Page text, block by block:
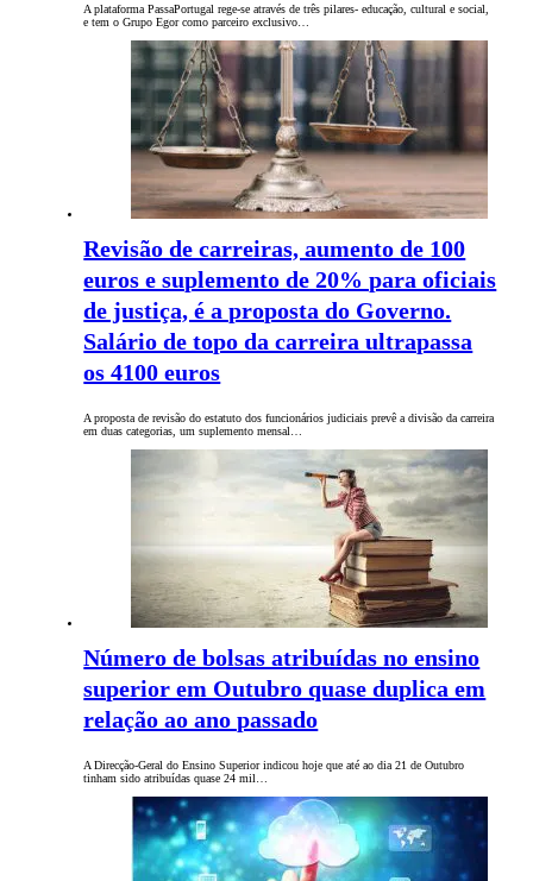
A plataforma PassaPortugal rege-se através de três pilares- educação, cultural e social,
e tem o Grupo Egor como parceiro exclusivo…
Revisão de carreiras, aumento de 100
euros e suplemento de 20% para oficiais
de justiça, é a proposta do Governo.
Salário de topo da carreira ultrapassa
os 4100 euros
A proposta de revisão do estatuto dos funcionários judiciais prevê a divisão da carreira
em duas categorias, um suplemento mensal…
Número de bolsas atribuídas no ensino
superior em Outubro quase duplica em
relação ao ano passado
A Direcção-Geral do Ensino Superior indicou hoje que até ao dia 21 de Outubro
tinham sido atribuídas quase 24 mil…